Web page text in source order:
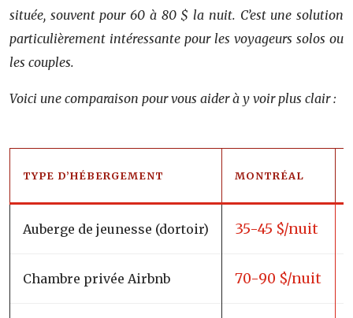
située, souvent pour 60 à 80 $ la nuit. C’est une solution
particulièrement intéressante pour les voyageurs solos ou
les couples.
Voici une comparaison pour vous aider à y voir plus clair :
TYPE D’HÉBERGEMENT MONTRÉAL
Auberge de jeunesse (dortoir) 35-45 $/nuit
Chambre privée Airbnb 70-90 $/nuit